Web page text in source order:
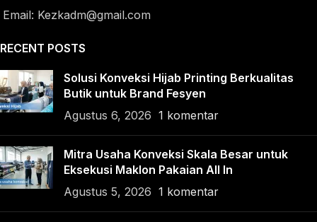
Email: Kezkadm@gmail.com
RECENT POSTS
Solusi Konveksi Hijab Printing Berkualitas
Butik untuk Brand Fesyen
Agustus 6, 2026 1 komentar
Mitra Usaha Konveksi Skala Besar untuk
Eksekusi Maklon Pakaian All In
Agustus 5, 2026 1 komentar